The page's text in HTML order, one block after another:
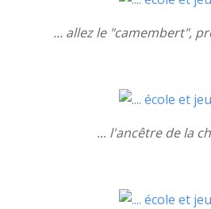
... allez le "camembert",
... l'ancêtre de la